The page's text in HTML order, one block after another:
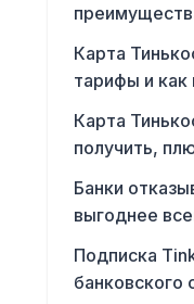
Карта
тарифы и как
Карта
получить,
Банки
выгоднее
Подписка
банковского